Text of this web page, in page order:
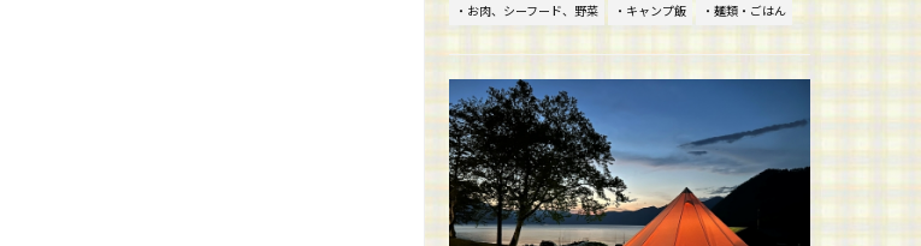
・お肉、シーフード、野菜 ・キャンプ飯 ・麺類・ごはん